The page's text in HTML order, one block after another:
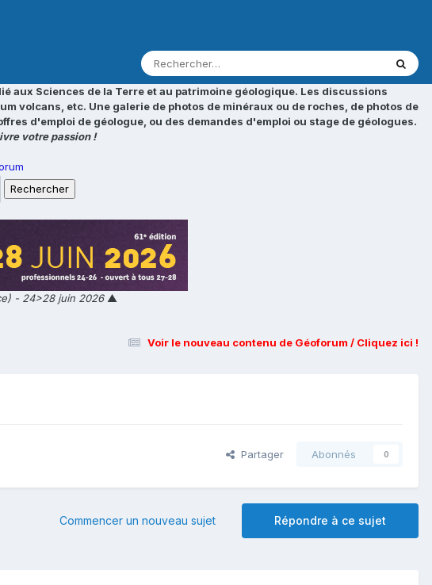
aux Sciences de la Terre et au patrimoine géologique. Les discussions
volcans, etc. Une galerie de photos de minéraux ou de roches, de photos de
d'emploi de géologue, ou des demandes d'emploi ou stage de géologues.
votre passion !
- 24>28 juin 2026▲
Voir le nouveau contenu de Géoforum / Cliquez ici !
Partager Abonnés 0
Répondre à ce sujet
Commencer un nouveau sujet